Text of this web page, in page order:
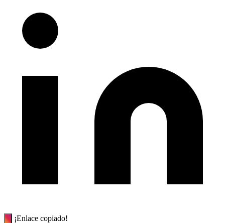
¡Enlace copiado!